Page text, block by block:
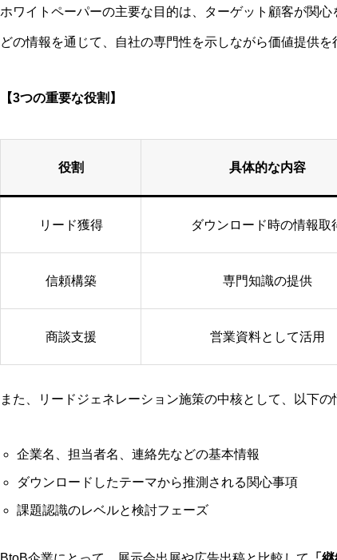
ホワイトペーパーの主要な目的は、ターゲット顧客が関
どの情報を通じて、自社の専門性を示しながら価値提供を
【3つの重要な役割】
役割 具体的な内容
リード獲得 ダウンロード時の情報取
信頼構築 専門知識の提供
商談支援 営業資料として活用
また、リードジェネレーション施策の中核として、以下の
企業名、担当者名、連絡先などの基本情報
ダウンロードしたテーマから推測される関心事項
課題認識のレベルと検討フェーズ